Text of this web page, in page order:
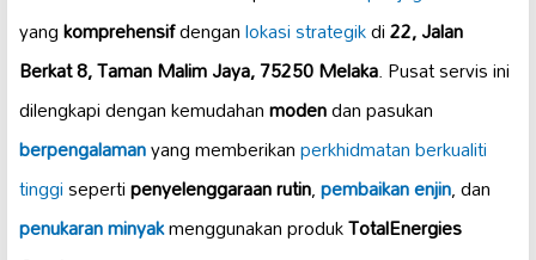
yangkomprehensifdenganlokasi strategikdi22, Jalan
Berkat 8, Taman Malim Jaya, 75250 Melaka. Pusat servis ini
dilengkapi dengan kemudahanmodendan pasukan
berpengalamanyang memberikanperkhidmatan berkualiti
tinggisepertipenyelenggaraan rutin,pembaikan enjin, dan
penukaran minyakmenggunakan produkTotalEnergies